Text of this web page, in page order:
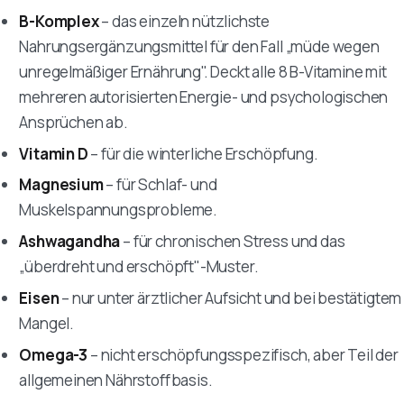
B-Komplex– das einzeln nützlichste
Nahrungsergänzungsmittel für den Fall „müde wegen
unregelmäßiger Ernährung". Deckt alle 8 B-Vitamine mit
mehreren autorisierten Energie- und psychologischen
Ansprüchen ab.
Vitamin D– für die winterliche Erschöpfung.
Magnesium– für Schlaf- und
Muskelspannungsprobleme.
Ashwagandha– für chronischen Stress und das
„überdreht und erschöpft"-Muster.
Eisen– nur unter ärztlicher Aufsicht und bei bestätigtem
Mangel.
Omega-3 – nicht erschöpfungsspezifisch, aber Teil der
allgemeinen Nährstoffbasis.